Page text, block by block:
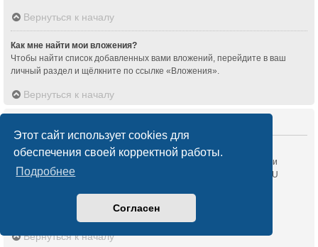
Этот сайт использует cookies для
обеспечения своей корректной работы.
Подробнее
Согласен
Вернуться к началу
Как мне найти мои вложения?
Чтобы найти список добавленных вами вложений, перейдите в ваш
личный раздел и щёлкните по ссылке «Вложения».
Вернуться к началу
Кто написал эту конференцию?
Это программное обеспечение (в его исходной форме) создано и
распространяется
. Оно доступно на условиях GNU
About phpBB.
Вернуться к началу